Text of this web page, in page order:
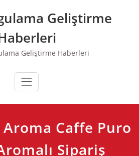
Geliştirme
Geliştirme Haberleri
Caffe Puro
Sipariş